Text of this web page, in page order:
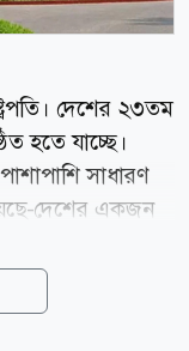
দেশের ২৩তম
হতে যাচ্ছে।
সাধারণ
দেশের একজন
বা প্রক্রিয়া
করে দেখা যায়,